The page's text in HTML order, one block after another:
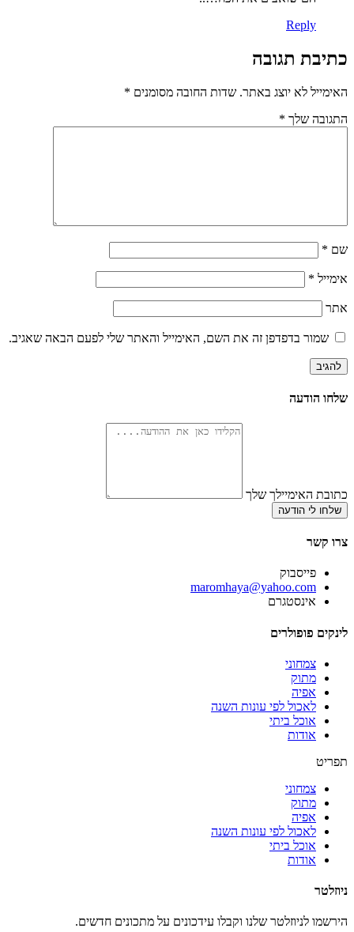
Reply
כתיבת תגובה
האימייל לא יוצג באתר. שדות החובה מסומנים *
התגובה שלך *
שם *
אימייל *
אתר
שמור בדפדפן זה את השם, האימייל והאתר שלי לפעם הבאה שאגיב.
שלחו הודעה
כתובת האימיילך שלך
שלחו לי הודעה
צרו קשר
פייסבוק
‫maromhaya@yahoo.com
אינסטגרם
לינקים פופולרים
צמחוני
מתוק
אפיה
לאכול לפי עונות השנה
אוכל ביתי
אודות
תפריט
צמחוני
מתוק
אפיה
לאכול לפי עונות השנה
אוכל ביתי
אודות
ניוזלטר
הירשמו לניוזלטר שלנו וקבלו עידכונים על מתכונים חדשים.